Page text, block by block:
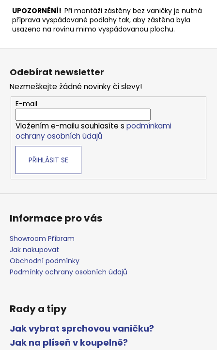
UPOZORNĚNÍ! Při montáži zástěny bez vaničky je nutná
příprava vyspádované podlahy tak, aby zástěna byla
usazena na rovinu mimo vyspádovanou plochu.
Z
Odebírat newsletter
Nezmeškejte žádné novinky či slevy!
E-mail
Vložením e-mailu souhlasíte s podmínkami
ochrany osobních údajů
PŘIHLÁSIT SE
Informace pro vás
Showroom Příbram
Jak nakupovat
Obchodní podmínky
Podmínky ochrany osobních údajů
Rady a tipy
Jak vybrat sprchovou vaničku?
Jak na plíseň v koupelně?